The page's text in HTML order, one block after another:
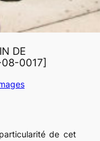
DE
08-0017]
de cet